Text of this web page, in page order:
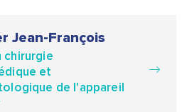
Jean-François
chirurgie
et
de l'appareil